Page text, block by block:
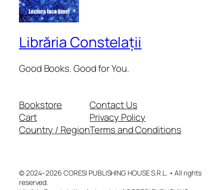
Librăria Constelații
Good Books. Good for You.
Bookstore
Cart
Country / Region
Contact Us
Privacy Policy
Terms and Conditions
© 2024–2026 CORESI PUBLISHING HOUSE S.R.L. • All rights
reserved.